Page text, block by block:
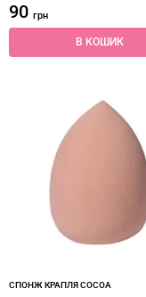
90 грн
В КОШИК
СПОНЖ КРАПЛЯ COCOA